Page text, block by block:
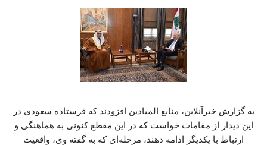
به گزارش خبرآنلاین، منابع المیادین افزودند که فرستاده سعودی در
این دیدار از مقامات خواست که در این مقطع کنونی به هماهنگی و
ارتباط با یکدیگر ادامه دهند، مرحله‌ای که به گفته وی، واقعیت